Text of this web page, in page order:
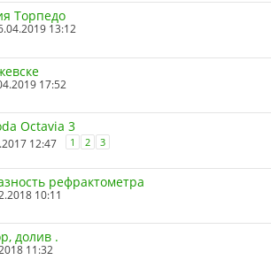
Торпедо
13:12
17:52
Octavia 3
12:47 1 2 3
рефрактометра
10:11
долив .
11:32